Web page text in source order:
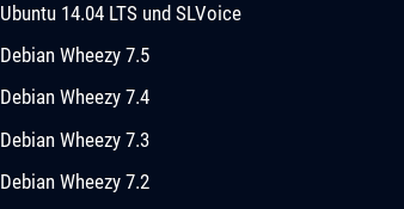
Ubuntu 14.04 LTS und SLVoice
Debian Wheezy 7.5
Debian Wheezy 7.4
Debian Wheezy 7.3
Debian Wheezy 7.2